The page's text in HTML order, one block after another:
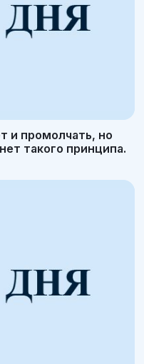
и промолчать, но
такого принципа.